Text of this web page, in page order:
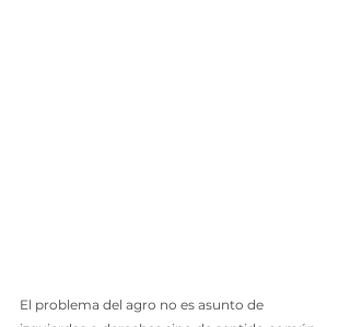
El problema del agro no es asunto de